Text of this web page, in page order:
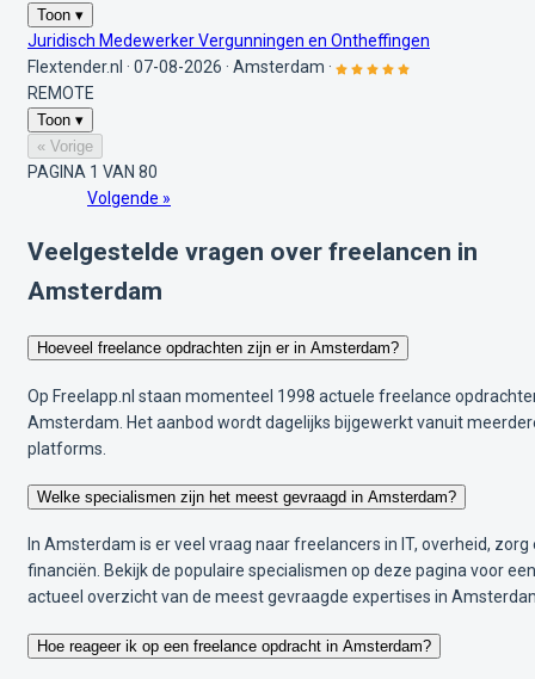
Toon ▾
Juridisch Medewerker Vergunningen en Ontheffingen
Flextender.nl · 07-08-2026 · Amsterdam ·
REMOTE
Toon ▾
« Vorige
PAGINA 1 VAN 80
Volgende »
Veelgestelde vragen over freelancen in
Amsterdam
Hoeveel freelance opdrachten zijn er in Amsterdam?
Op Freelapp.nl staan momenteel 1998 actuele freelance
Amsterdam. Het aanbod wordt dagelijks bijgewerkt vanuit
platforms.
Welke specialismen zijn het meest gevraagd in Amsterdam?
In Amsterdam is er veel vraag naar freelancers in IT, overheid, zorg
financiën. Bekijk de populaire specialismen op deze pagina voor een
actueel overzicht van de meest gevraagde expertises in
Hoe reageer ik op een freelance opdracht in Amsterdam?